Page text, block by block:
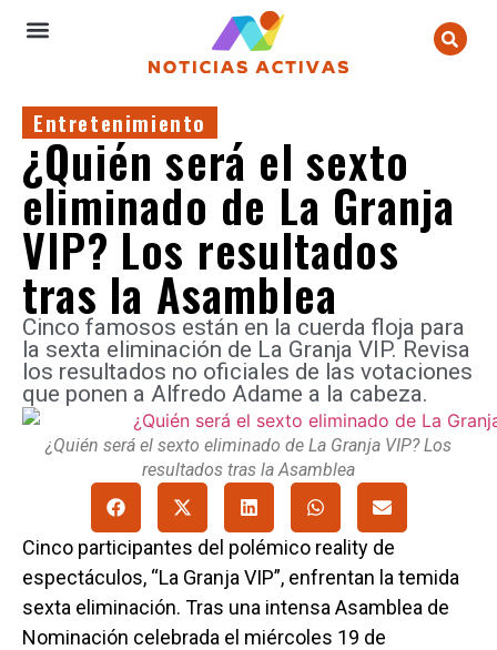
Entretenimiento
¿Quién será el sexto
eliminado de La Granja
VIP? Los resultados
tras la Asamblea
Cinco famosos están en la cuerda floja para
la sexta eliminación de La Granja VIP. Revisa
los resultados no oficiales de las votaciones
que ponen a Alfredo Adame a la cabeza.
¿Quién será el sexto eliminado de La Granja VIP? Los
resultados tras la Asamblea
Cinco participantes del polémico reality de
espectáculos, “La Granja VIP”, enfrentan la temida
sexta eliminación. Tras una intensa Asamblea de
Nominación celebrada el miércoles 19 de